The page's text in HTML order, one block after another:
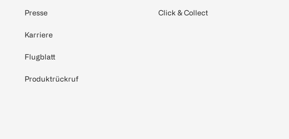
Presse
Karriere
Flugblatt
Produktrückruf
Click & Collect